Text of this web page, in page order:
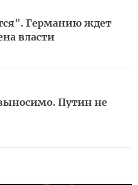
Германию ждет
власти
Путин не